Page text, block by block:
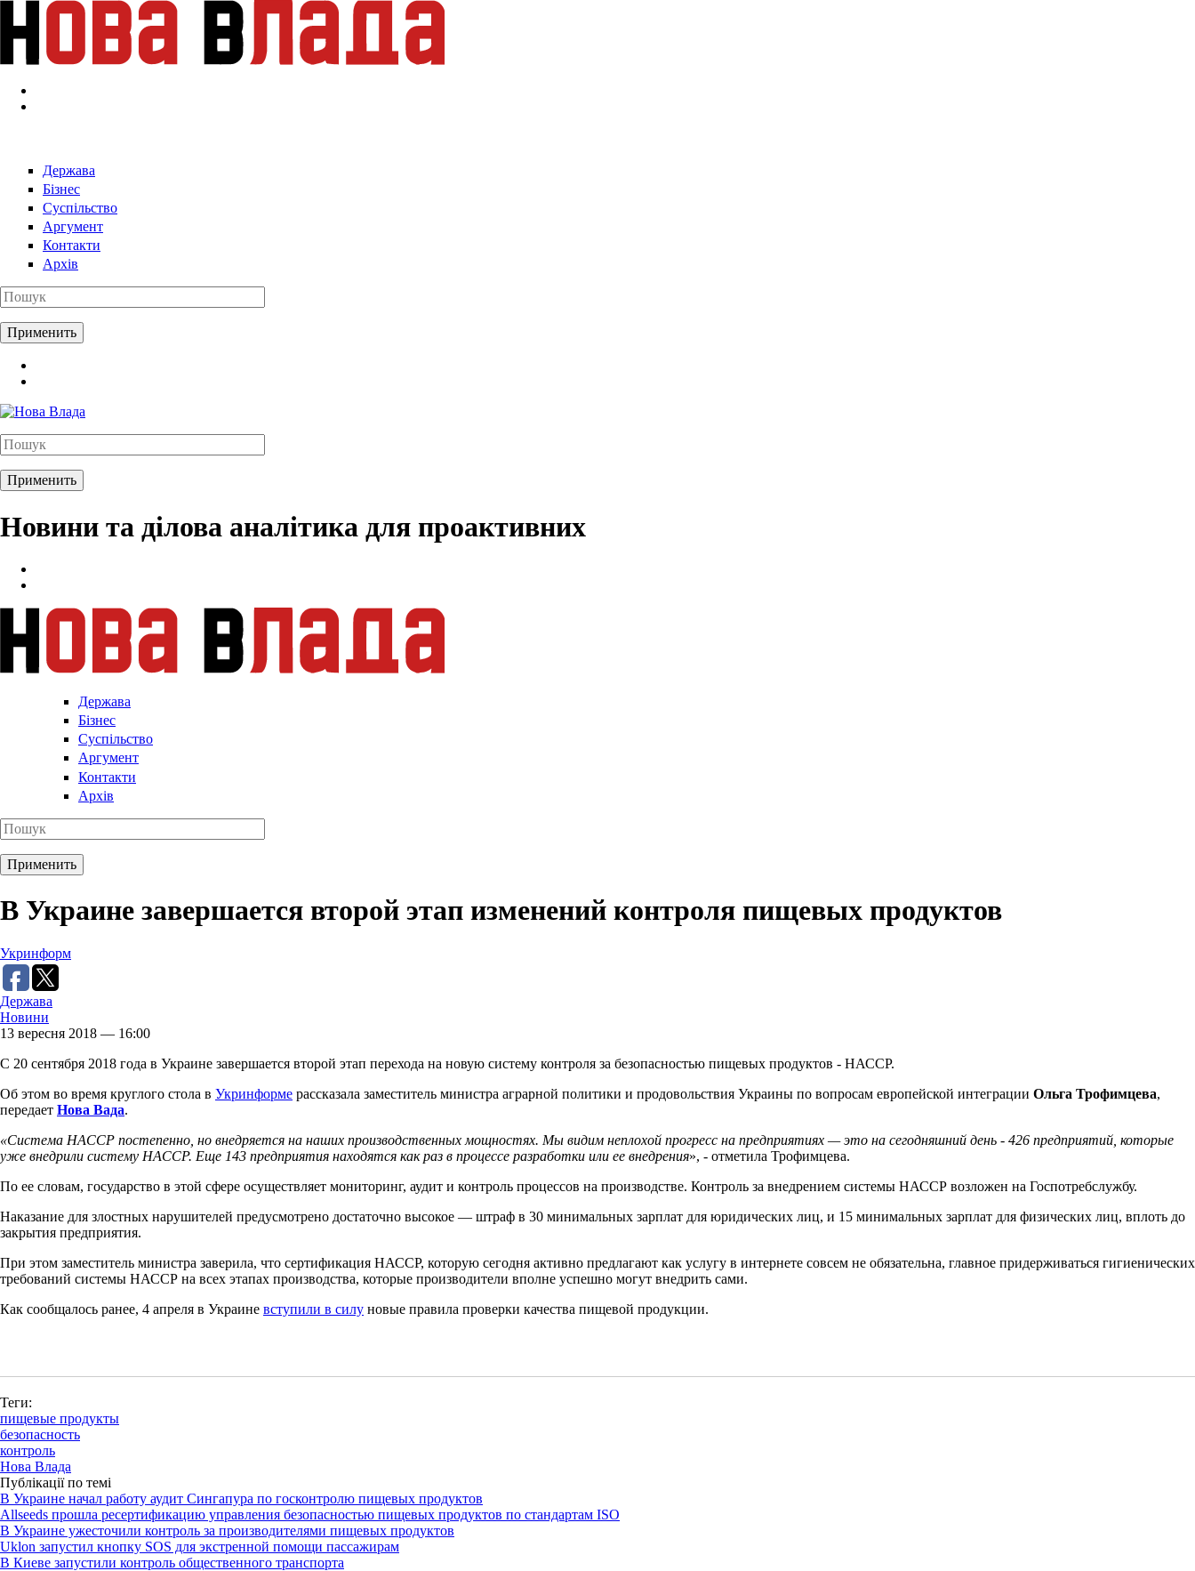
Перейти к основному содержанию
Держава
Бізнес
Суспільство
Аргумент
Контакти
Архів
Новини та ділова аналітика для проактивних
Держава
Бізнес
Суспільство
Аргумент
Контакти
Архів
В Украине завершается второй этап изменений контроля пищевых продуктов
Укринформ
Держава
Новини
13 вересня 2018 — 16:00
С 20 сентября 2018 года в Украине завершается второй этап перехода на новую систему контроля за безопасностью пищевых продуктов - НАССР.
Об этом во время круглого стола в Укринформе рассказала заместитель министра аграрной политики и продовольствия Украины по вопросам европейской интеграции Ольга Трофимцева,
передает Нова Вада.
«Система НАССР постепенно, но внедряется на наших производственных мощностях. Мы видим неплохой прогресс на предприятиях — это на сегодняшний день - 426 предприятий, которые
уже внедрили систему НАССР. Еще 143 предприятия находятся как раз в процессе разработки или ее внедрения», - отметила Трофимцева.
По ее словам, государство в этой сфере осуществляет мониторинг, аудит и контроль процессов на производстве. Контроль за внедрением системы НАССР возложен на Госпотребслужбу.
Наказание для злостных нарушителей предусмотрено достаточно высокое — штраф в 30 минимальных зарплат для юридических лиц, и 15 минимальных зарплат для физических лиц, вплоть до
закрытия предприятия.
При этом заместитель министра заверила, что сертификация НАССР, которую сегодня активно предлагают как услугу в интернете совсем не обязательна, главное придерживаться гигиенических
требований системы НАССР на всех этапах производства, которые производители вполне успешно могут внедрить сами.
Как сообщалось ранее, 4 апреля в Украине вступили в силу новые правила проверки качества пищевой продукции.
Теги:
пищевые продукты
безопасность
контроль
Нова Влада
Публікації по темі
В Украине начал работу аудит Сингапура по госконтролю пищевых продуктов
Allseeds прошла ресертификацию управления безопасностью пищевых продуктов по стандартам ISO
В Украине ужесточили контроль за производителями пищевых продуктов
Uklon запустил кнопку SOS для экстренной помощи пассажирам
В Киеве запустили контроль общественного транспорта